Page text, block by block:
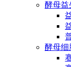
酵母益
酵母细